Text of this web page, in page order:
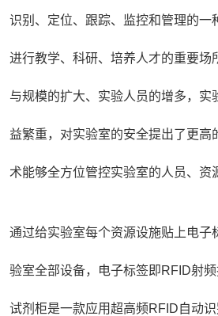
识别、定位、跟踪、监控和管理的一
进行教学、科研、培养人才的重要场
与规模的扩大、实验人员的增多，实
益繁重，对实验室的安全提出了更高
术能够全方位管控实验室的人员、资
通过给实验室每个资源设施贴上电子
验室全部设备，电子标签即RFID射频
试剂柜是一款应用超高频RFID自动